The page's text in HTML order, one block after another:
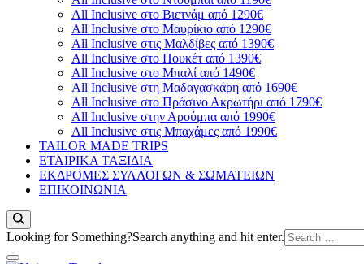
All Inclusive στο Βιετνάμ από 1290€
All Inclusive στο Μαυρίκιο από 1290€
All Inclusive στις Μαλδίβες από 1390€
All Inclusive στο Πουκέτ από 1390€
All Inclusive στο Μπαλί από 1490€
All Inclusive στη Μαδαγασκάρη από 1690€
All Inclusive στο Πράσινο Ακρωτήρι από 1790€
All Inclusive στην Αρούμπα από 1990€
All Inclusive στις Μπαχάμες από 1990€
TAILOR MADE TRIPS
ΕΤΑΙΡΙΚΑ ΤΑΞΙΔΙΑ
ΕΚΔΡΟΜΕΣ ΣΥΛΛΟΓΩΝ & ΣΩΜΑΤΕΙΩΝ
ΕΠΙΚΟΙΝΩΝΙΑ
Looking for Something?Search anything and hit enter.